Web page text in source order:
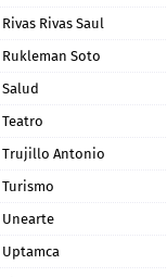
Rivas Rivas Saul
Rukleman Soto
Salud
Teatro
Trujillo Antonio
Turismo
Unearte
Uptamca